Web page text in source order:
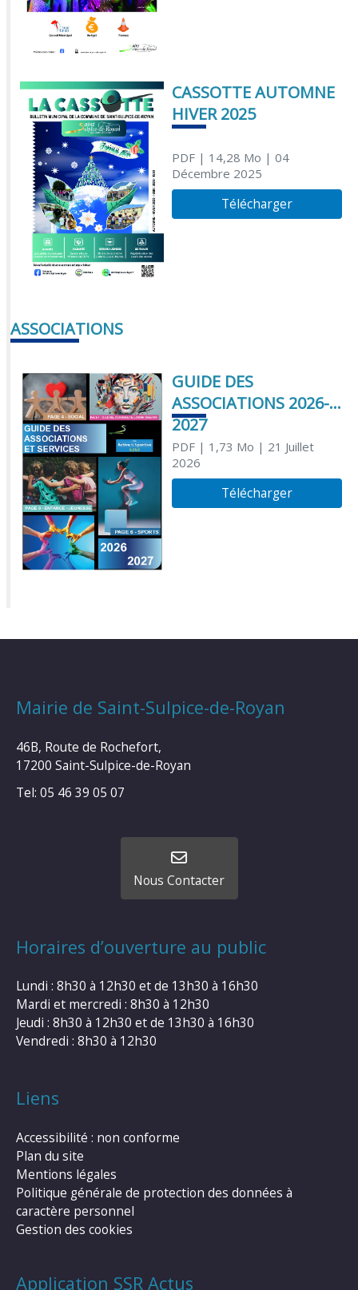
CASSOTTE AUTOMNE
HIVER 2025
PDF| 14,28 Mo | 04
Décembre 2025
Télécharger
ASSOCIATIONS
GUIDE DES
ASSOCIATIONS 2026-
2027
PDF| 1,73 Mo | 21 Juillet
2026
Télécharger
Mairie de Saint-Sulpice-de-Royan
46B, Route de Rochefort,
17200 Saint-Sulpice-de-Royan
Tel: 05 46 39 05 07
Nous Contacter
Horaires d’ouverture au public
Lundi : 8h30 à 12h30 et de 13h30 à 16h30
Mardi et mercredi : 8h30 à 12h30
Jeudi : 8h30 à 12h30 et de 13h30 à 16h30
Vendredi : 8h30 à 12h30
Liens
Accessibilité : non conforme
Plan du site
Mentions légales
Politique générale de protection des données à
caractère personnel
Gestion des cookies
Application SSR Actus